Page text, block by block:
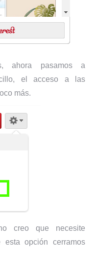
ahora pasamos a
el acceso a las
más.
creo que necesite
esta opción cerramos